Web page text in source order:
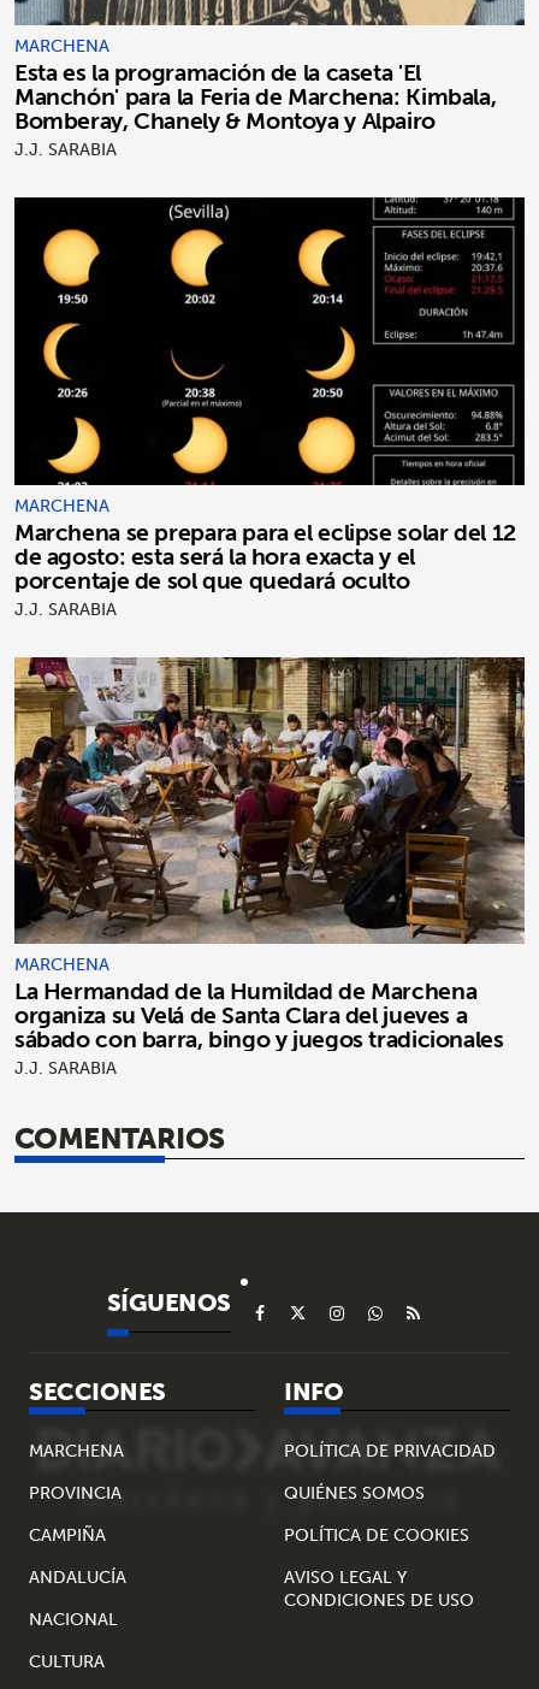
MARCHENA
Esta es la programación de la caseta 'El
Manchón' para la Feria de Marchena: Kimbala,
Bomberay, Chanely & Montoya y Alpairo
J.J. SARABIA
MARCHENA
Marchena se prepara para el eclipse solar del 12
de agosto: esta será la hora exacta y el
porcentaje de sol que quedará oculto
J.J. SARABIA
MARCHENA
La Hermandad de la Humildad de Marchena
organiza su Velá de Santa Clara del jueves a
sábado con barra, bingo y juegos tradicionales
J.J. SARABIA
COMENTARIOS
SÍGUENOS
SECCIONES
MARCHENA
PROVINCIA
CAMPIÑA
ANDALUCÍA
NACIONAL
CULTURA
INFO
POLÍTICA DE PRIVACIDAD
QUIÉNES SOMOS
POLÍTICA DE COOKIES
AVISO LEGAL Y
CONDICIONES DE USO